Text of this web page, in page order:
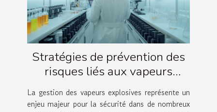
Stratégies de prévention des
risques liés aux vapeurs
explosives
La gestion des vapeurs explosives représente un
enjeu majeur pour la sécurité dans de nombreux